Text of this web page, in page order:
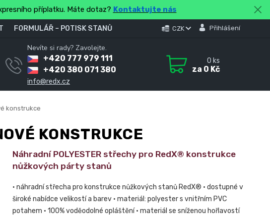
příplatku. Máte dotaz? Kontaktujte nás
FORMULÁŘ – POTISK STANŮ CZK Přihlášení
Nevíte si rady? Zavolejte.
+420 777 979 111
+420 380 071 380
info@redx.cz
0 ks
za 0 Kč
konstrukce
KONSTRUKCE
Náhradní POLYESTER střechy pro RedX® konstrukce
nůžkových párty stanů
• náhradní střecha pro konstrukce nůžkových stanů RedX® • dostupné v
široké nabídce velikostí a barev • materiál: polyester s vnitřním PVC
potahem • 100% voděodolné opláštění • materiál se sníženou hořlavostí